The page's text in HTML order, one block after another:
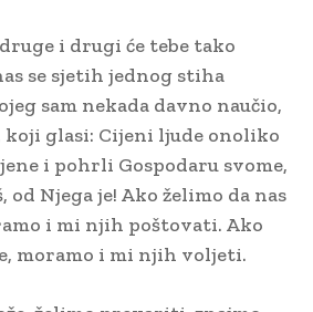
i drugi će tebe tako
se sjetih jednog stiha
sam nekada davno naučio,
koji glasi: Cijeni ljude onoliko
i pohrli Gospodaru svome,
od Njega je! Ako želimo da nas
i mi njih poštovati. Ako
moramo i mi njih voljeti.